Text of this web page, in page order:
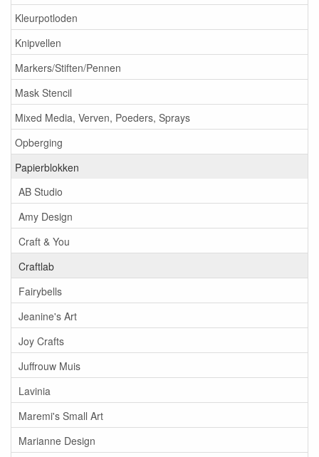
Kleurpotloden
Knipvellen
Markers/Stiften/Pennen
Mask Stencil
Mixed Media, Verven, Poeders, Sprays
Opberging
Papierblokken
AB Studio
Amy Design
Craft & You
Craftlab
Fairybells
Jeanine's Art
Joy Crafts
Juffrouw Muis
Lavinia
Maremi's Small Art
Marianne Design